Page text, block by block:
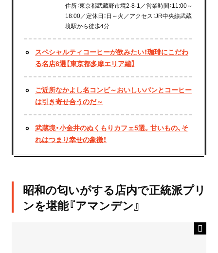
住所：東京都武蔵野市境2-8-1／営業時間：11:00～
18:00／定休日：日～火／アクセス：JR中央線武蔵
境駅から徒歩4分
スペシャルティコーヒーが飲みたい！珈琲にこだわ
る名店6選【東京都多摩エリア編】
ご近所なかよし名コンビ～おいしいパンとコーヒー
は引き寄せ合うのだ～
武蔵境・小金井のぬくもりカフェ5選。甘いもの、そ
れはつまり幸せの象徴！
昭和の匂いがする店内で正統派プリ
ンを堪能『アマンデン』